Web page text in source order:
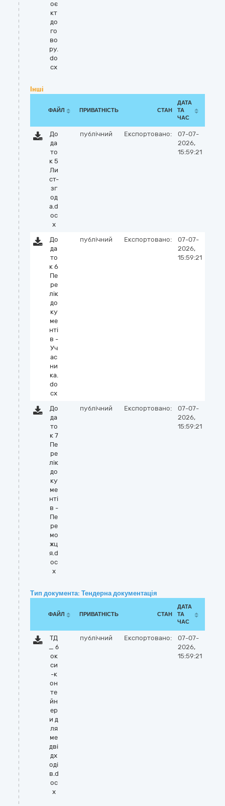
оє
кт
до
го
во
ру.
do
cx
Інші
ФАЙЛ ПРИВАТНІСТЬ СТАН
ДАТА
ТА
ЧАС
До
да
то
к 5
Ли
ст-
зг
од
а.d
oc
x
публічний Експортовано:
07-07-
2026,
15:59:21
До
да
то
к 6
Пе
ре
лік
до
ку
ме
нті
в -
Уч
ас
ни
ка.
do
cx
публічний Експортовано:
07-07-
2026,
15:59:21
До
да
то
к 7
Пе
ре
лік
до
ку
ме
нті
в -
Пе
ре
мо
жц
я.d
oc
x
публічний Експортовано:
07-07-
2026,
15:59:21
Тип документа: Тендерна документація
ФАЙЛ ПРИВАТНІСТЬ СТАН
ДАТА
ТА
ЧАС
ТД
_ б
ок
си
-к
он
те
йн
ер
и д
ля
ме
дві
дх
оді
в.d
oc
x
публічний Експортовано:
07-07-
2026,
15:59:21